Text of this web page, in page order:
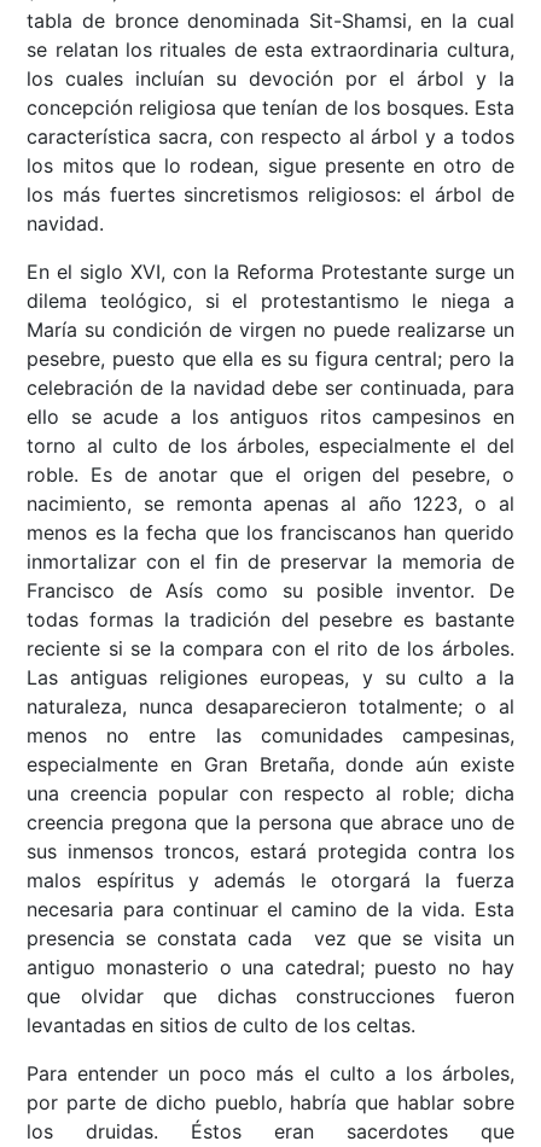
tabla de bronce denominada Sit-Shamsi, en la cual
se relatan los rituales de esta extraordinaria cultura,
los cuales incluían su devoción por el árbol y la
concepción religiosa que tenían de los bosques. Esta
característica sacra, con respecto al árbol y a todos
los mitos que lo rodean, sigue presente en otro de
los más fuertes sincretismos religiosos: el árbol de
navidad.
En el siglo XVI, con la Reforma Protestante surge un
dilema teológico, si el protestantismo le niega a
María su condición de virgen no puede realizarse un
pesebre, puesto que ella es su figura central; pero la
celebración de la navidad debe ser continuada, para
ello se acude a los antiguos ritos campesinos en
torno al culto de los árboles, especialmente el del
roble. Es de anotar que el origen del pesebre, o
nacimiento, se remonta apenas al año 1223, o al
menos es la fecha que los franciscanos han querido
inmortalizar con el fin de preservar la memoria de
Francisco de Asís como su posible inventor. De
todas formas la tradición del pesebre es bastante
reciente si se la compara con el rito de los árboles.
Las antiguas religiones europeas, y su culto a la
naturaleza, nunca desaparecieron totalmente; o al
menos no entre las comunidades campesinas,
especialmente en Gran Bretaña, donde aún existe
una creencia popular con respecto al roble; dicha
creencia pregona que la persona que abrace uno de
sus inmensos troncos, estará protegida contra los
malos espíritus y además le otorgará la fuerza
necesaria para continuar el camino de la vida. Esta
presencia se constata cada vez que se visita un
antiguo monasterio o una catedral; puesto no hay
que olvidar que dichas construcciones fueron
levantadas en sitios de culto de los celtas.
Para entender un poco más el culto a los árboles,
por parte de dicho pueblo, habría que hablar sobre
los druidas. Éstos eran sacerdotes que